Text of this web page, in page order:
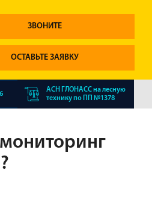
ЗВОНИТЕ
ОСТАВЬТЕ ЗАЯВКУ
АСН ГЛОНАСС на лесную
технику по ПП №1378